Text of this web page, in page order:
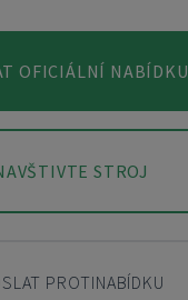
OFICIÁLNÍ NABÍDKU
STROJ
PROTINABÍDKU